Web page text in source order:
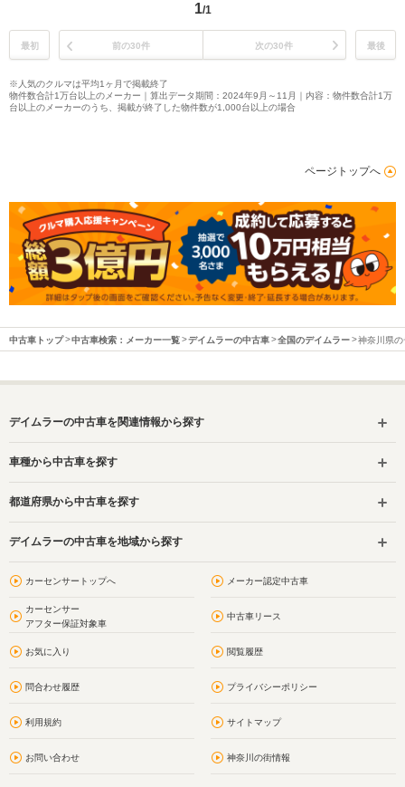
1/1
最初 前の30件 次の30件 最後
※人気のクルマは平均1ヶ月で掲載終了
物件数合計1万台以上のメーカー｜算出データ期間：2024年9月～11月｜内容：物件数合計1万
台以上のメーカーのうち、掲載が終了した物件数が1,000台以上の場合
ページトップへ
中古車トップ 中古車検索：メーカー一覧 デイムラーの中古車 全国のデイムラー 神奈川県
デイムラーの中古車を関連情報から探す
車種から中古車を探す
都道府県から中古車を探す
デイムラーの中古車を地域から探す
カーセンサートップへ メーカー認定中古車
カーセンサー
アフター保証対象車
中古車リース
お気に入り 閲覧履歴
問合わせ履歴 プライバシーポリシー
利用規約 サイトマップ
お問い合わせ 神奈川の街情報